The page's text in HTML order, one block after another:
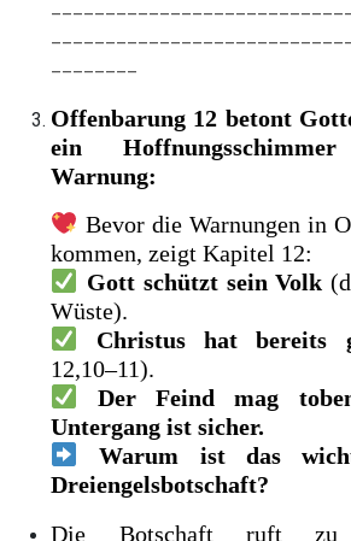
Offenbarung 12 betont
ein
Warnung:
Bevor die Warnungen in
kommen, zeigt Kapitel 12:
Gott schützt sein Volk
Wüste).
Christus hat bereits
12,10–11).
Der Feind mag
Untergang ist sicher.
Warum ist das
Dreiengelsbotschaft?
Die Botschaft ruft zu